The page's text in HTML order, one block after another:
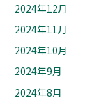
2024年12月
2024年11月
2024年10月
2024年9月
2024年8月